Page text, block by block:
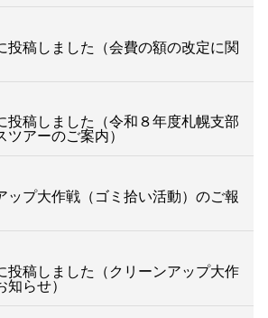
投稿しました（会費の額の改定に関
投稿しました（令和８年度札幌支部
アーのご案内）
ップ大作戦（ゴミ拾い活動）のご報
投稿しました（クリーンアップ大作
らせ）